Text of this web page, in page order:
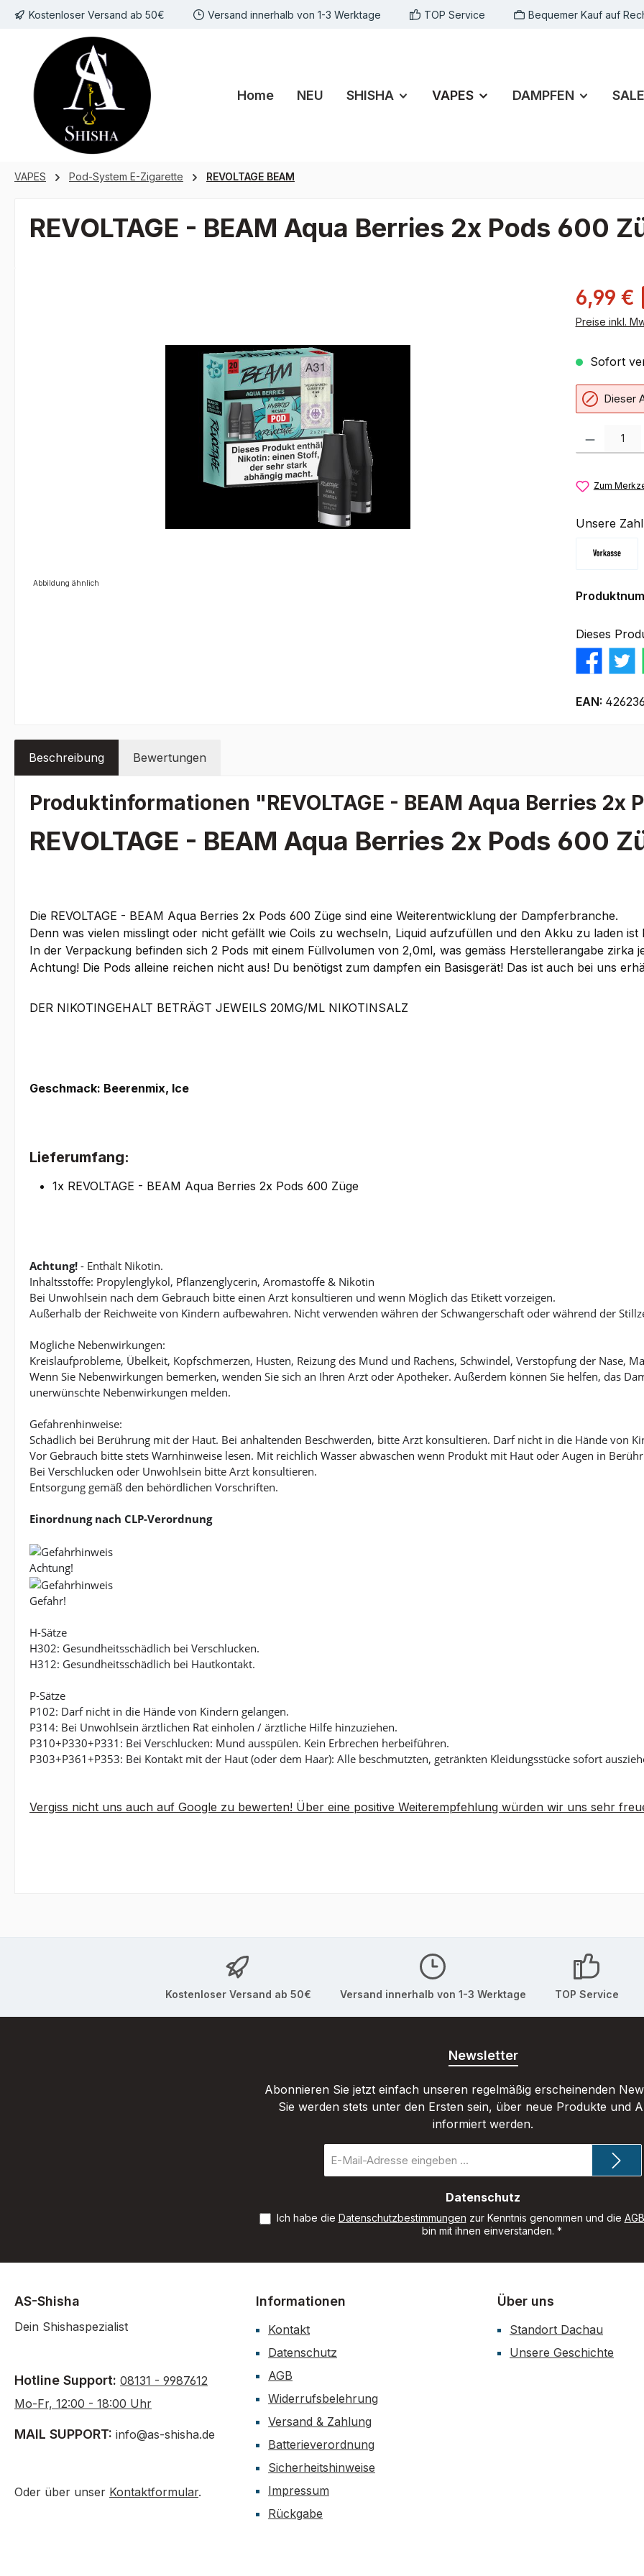
Hauptinhalt springen
Zur Suche springen
Zur Hauptnavigation springen
Kostenloser Versand ab 50€ Versand innerhalb von 1-3 Werktage TOP Service Bequemer Kauf auf
Home NEU SHISHA VAPES DAMPFEN SALE
VAPES Pod-System E-Zigarette REVOLTAGE BEAM
REVOLTAGE - BEAM Aqua Berries 2x Pods 600
Abbildung ähnlich
6,99 €
Preise inkl.
Sofort
Dieser
Zum
Unsere
Dieses
EAN:
Beschreibung Bewertungen
Produktinformationen "REVOLTAGE - BEAM Aqua Berries 2x
REVOLTAGE - BEAM Aqua Berries 2x Pods 600
Die REVOLTAGE - BEAM Aqua Berries 2x Pods 600 Züge sind eine Weiterentwicklung der Dampferbranche.
Denn was vielen misslingt oder nicht gefällt wie Coils zu wechseln, Liquid aufzufüllen und den Akku zu laden ist
In der Verpackung befinden sich 2 Pods mit einem Füllvolumen von 2,0ml, was gemäss Herstellerangabe zirka
Achtung! Die Pods alleine reichen nicht aus! Du benötigst zum dampfen ein Basisgerät! Das ist auch bei uns
DER NIKOTINGEHALT BETRÄGT JEWEILS 20MG/ML NIKOTINSALZ
Geschmack: Beerenmix, Ice
Lieferumfang:
1x REVOLTAGE - BEAM Aqua Berries 2x Pods 600 Züge
Achtung! - Enthält Nikotin.
Inhaltsstoffe: Propylenglykol, Pflanzenglycerin, Aromastoffe & Nikotin
Bei Unwohlsein nach dem Gebrauch bitte einen Arzt konsultieren und wenn Möglich das Etikett vorzeigen.
Außerhalb der Reichweite von Kindern aufbewahren. Nicht verwenden währen der Schwangerschaft oder während der
Mögliche Nebenwirkungen:
Kreislaufprobleme, Übelkeit, Kopfschmerzen, Husten, Reizung des Mund und Rachens, Schwindel, Verstopfung der Nase,
Wenn Sie Nebenwirkungen bemerken, wenden Sie sich an Ihren Arzt oder Apotheker. Außerdem können Sie helfen, das
unerwünschte Nebenwirkungen melden.
Gefahrenhinweise:
Schädlich bei Berührung mit der Haut. Bei anhaltenden Beschwerden, bitte Arzt konsultieren. Darf nicht in die Hände von
Vor Gebrauch bitte stets Warnhinweise lesen. Mit reichlich Wasser abwaschen wenn Produkt mit Haut oder Augen in
Bei Verschlucken oder Unwohlsein bitte Arzt konsultieren.
Entsorgung gemäß den behördlichen Vorschriften.
Einordnung nach CLP-Verordnung
Achtung!
Gefahr!
H-Sätze
H302: Gesundheitsschädlich bei Verschlucken.
H312: Gesundheitsschädlich bei Hautkontakt.
P-Sätze
P102: Darf nicht in die Hände von Kindern gelangen.
P314: Bei Unwohlsein ärztlichen Rat einholen / ärztliche Hilfe hinzuziehen.
P310+P330+P331: Bei Verschlucken: Mund ausspülen. Kein Erbrechen herbeiführen.
P303+P361+P353: Bei Kontakt mit der Haut (oder dem Haar): Alle beschmutzten, getränkten Kleidungsstücke sofort
Vergiss nicht uns auch auf Google zu bewerten! Über eine positive Weiterempfehlung würden wir uns sehr
Kostenloser Versand ab 50€ Versand innerhalb von 1-3 Werktage TOP Service
Newsletter
Abonnieren Sie jetzt einfach unseren regelmäßig erscheinenden
Sie werden stets unter den Ersten sein, über neue Produkte und
informiert werden.
Mail-
Adresse
Datenschutz
Ich habe die Datenschutzbestimmungen zur Kenntnis genommen und die AGB
bin mit ihnen einverstanden. *
AS-Shisha
Dein Shishaspezialist
Hotline Support: 08131 - 9987612
Mo-Fr, 12:00 - 18:00 Uhr
MAIL SUPPORT: info@as-shisha.de
Oder über unser Kontaktformular.
Informationen
Kontakt
Datenschutz
AGB
Widerrufsbelehrung
Versand & Zahlung
Batterieverordnung
Sicherheitshinweise
Impressum
Rückgabe
Über uns
Standort Dachau
Unsere Geschichte